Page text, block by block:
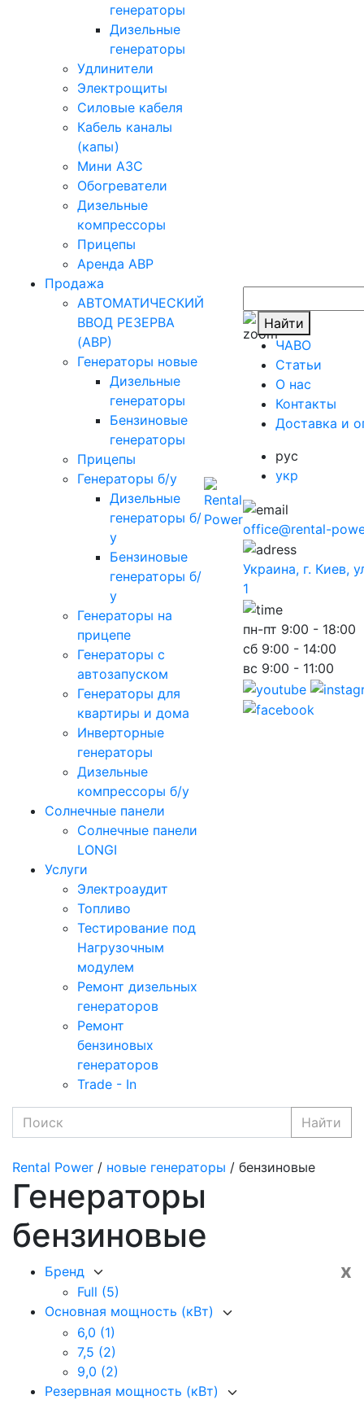
генераторы
Дизельные
генераторы
Удлинители
Электрощиты
Силовые кабеля
Кабель каналы
(капы)
Мини АЗС
Обогреватели
Дизельные
компрессоры
Прицепы
Аренда АВР
Продажа
АВТОМАТИЧЕСКИЙ
ВВОД РЕЗЕРВА
(АВР)
Генераторы новые
Дизельные
генераторы
Бензиновые
генераторы
Прицепы
Генераторы б/у
Дизельные
генераторы б/
у
Бензиновые
генераторы б/
у
Генераторы на
прицепе
Генераторы с
автозапуском
Генераторы для
квартиры и дома
Инверторные
генераторы
Дизельные
компрессоры б/у
Солнечные панели
Солнечные панели
LONGI
Услуги
Электроаудит
Топливо
Тестирование под
Нагрузочным
модулем
Ремонт дизельных
генераторов
Ремонт
бензиновых
генераторов
Trade - In
Найти
ЧАВО
Cтатьи
O нас
Контакты
Доставка и
рус
укр
office@rental-
Украина, г. Киев,
1
пн-пт 9:00 - 18:00
сб 9:00 - 14:00
вс 9:00 - 11:00
Найти
Rental Power / новые генераторы / бензиновые
Генераторы
бензиновые
x
Бренд
Full (5)
Основная мощность (кВт)
6,0 (1)
7,5 (2)
9,0 (2)
Резервная мощность (кВт)